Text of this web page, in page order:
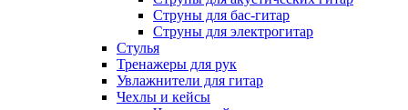
Струны для бас-гитар
Струны для электрогитар
Стулья
Тренажеры для рук
Увлажнители для гитар
Чехлы и кейсы